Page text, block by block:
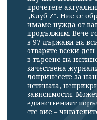
прочетете
„Клуб Z“. Ние се
имаме нужда от
продължим. Вече
в 97 държави на
отваряте всеки
в търсене на
качествена
допринесете за
истината,
зависимости.
единственият
сте вие –